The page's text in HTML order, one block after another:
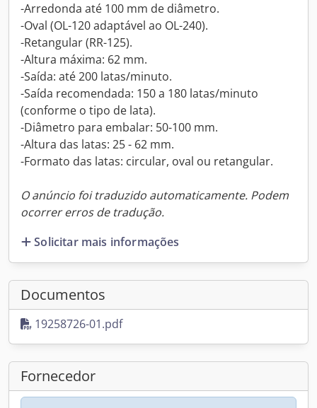
-Arredonda até 100 mm de diâmetro.
-Oval (OL-120 adaptável ao OL-240).
-Retangular (RR-125).
-Altura máxima: 62 mm.
-Saída: até 200 latas/minuto.
-Saída recomendada: 150 a 180 latas/minuto
(conforme o tipo de lata).
-Diâmetro para embalar: 50-100 mm.
-Altura das latas: 25 - 62 mm.
-Formato das latas: circular, oval ou retangular.
O anúncio foi traduzido automaticamente. Podem
ocorrer erros de tradução.
Solicitar mais informações
Documentos
19258726-01.pdf
Fornecedor